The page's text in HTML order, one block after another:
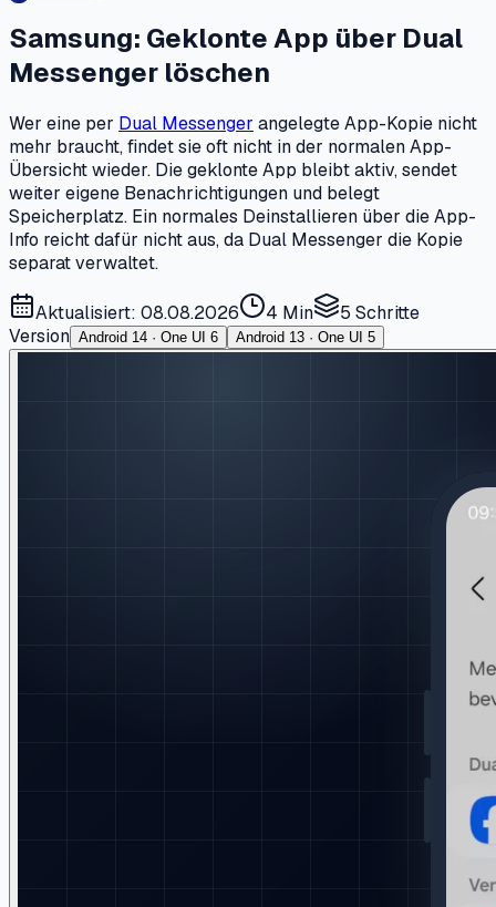
Samsung: Geklonte App über Dual
Messenger löschen
Wer eine per Dual Messenger angelegte App-Kopie nicht
mehr braucht, findet sie oft nicht in der normalen App-
Übersicht wieder. Die geklonte App bleibt aktiv, sendet
weiter eigene Benachrichtigungen und belegt
Speicherplatz. Ein normales Deinstallieren über die App-
Info reicht dafür nicht aus, da Dual Messenger die Kopie
separat verwaltet.
Aktualisiert: 08.08.2026 4 Min 5 Schritte
Version Android 14 · One UI 6 Android 13 · One UI 5